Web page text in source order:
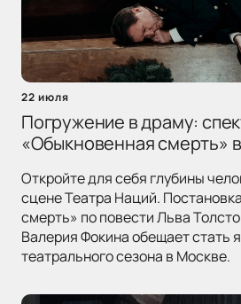
22 июля
Погружение в драму:
«Обыкновенная смерть»
Откройте для себя глубины
сцене Театра Наций.
смерть» по повести Льва
Валерия Фокина обещает стать
театрального сезона в Москве.